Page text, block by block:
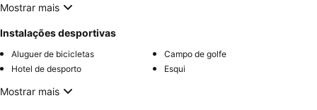
Mostrar mais
Instalações desportivas
Aluguer de bicicletas
Campo de golfe
Hotel de desporto
Esqui
Mostrar mais